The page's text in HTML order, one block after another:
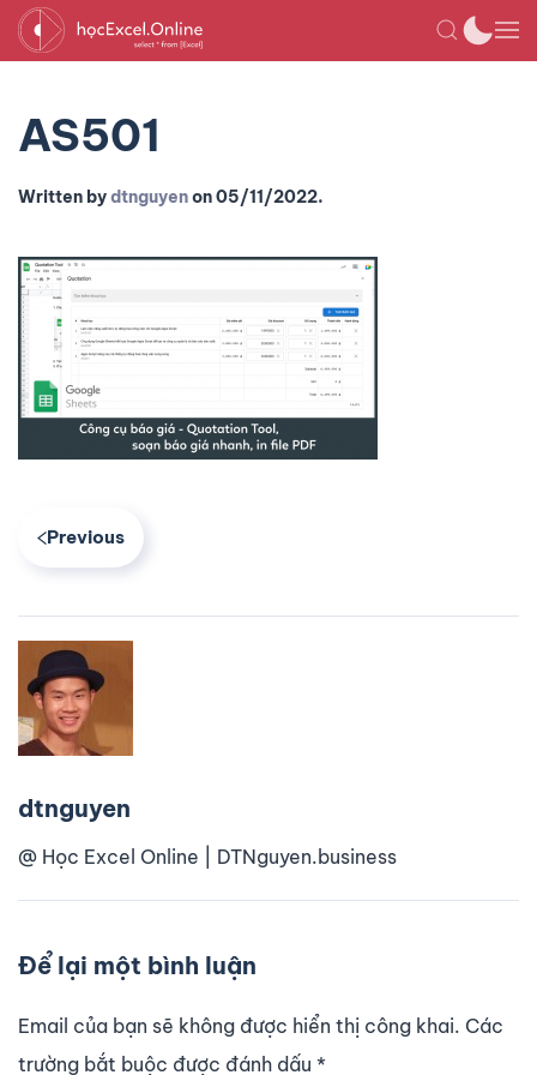
AS501
Written bydtnguyenon05/11/2022.
Previous
dtnguyen
@ Học Excel Online | DTNguyen.business
Để lại một bình luận
Email của bạn sẽ không được hiển thị công khai. Các
trường bắt buộc được đánh dấu *